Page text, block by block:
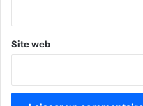
Site web